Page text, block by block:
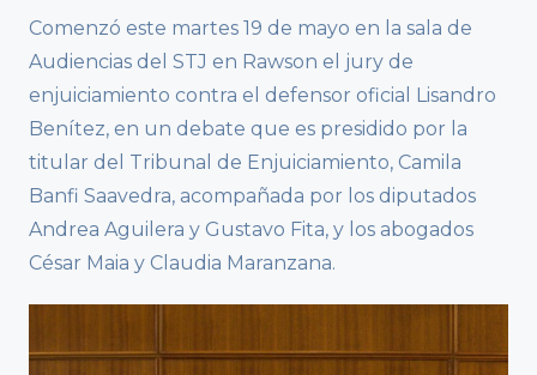
Comenzó este martes 19 de mayo en la sala de
Audiencias del STJ en Rawson el jury de
enjuiciamiento contra el defensor oficial Lisandro
Benítez, en un debate que es presidido por la
titular del Tribunal de Enjuiciamiento, Camila
Banfi Saavedra, acompañada por los diputados
Andrea Aguilera y Gustavo Fita, y los abogados
César Maia y Claudia Maranzana.